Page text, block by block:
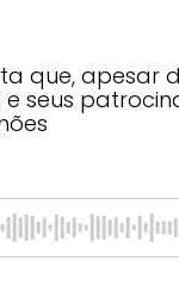
que, apesar
seus